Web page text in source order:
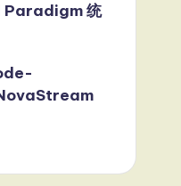
Paradigm 统